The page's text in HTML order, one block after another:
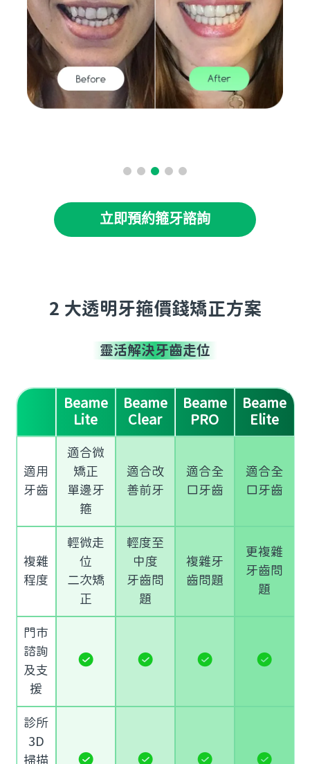
立即預約箍牙諮詢
2 大透明牙箍價錢矯正方案
靈活解決牙齒走位
Beame
Lite
Beame
Clear
Beame
PRO
Beame
Elite
適用
牙齒
適合微
矯正
單邊牙
箍
適合改
善前牙
適合全
口牙齒
適合全
口牙齒
複雜
程度
輕微走
位
二次矯
正
輕度至
中度
牙齒問
題
複雜牙
齒問題
更複雜
牙齒問
題
門市
諮詢
及支
援
診所
3D
掃描